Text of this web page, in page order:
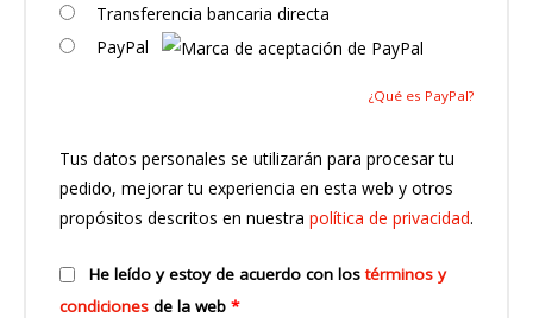
Transferencia bancaria directa
PayPal
¿Qué es PayPal?
Tus datos personales se utilizarán para procesar tu
pedido, mejorar tu experiencia en esta web y otros
propósitos descritos en nuestra política de privacidad.
He leído y estoy de acuerdo con lostérminos y
condiciones de la web *